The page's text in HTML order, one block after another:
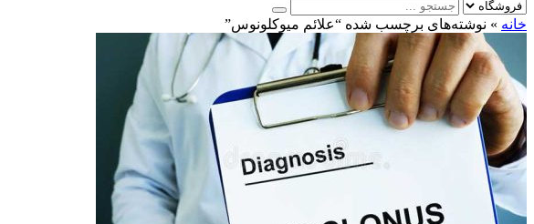
خانه » نوشته‌های برچسب شده “علائم میوکلونوس”